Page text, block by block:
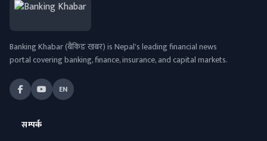
Banking Khabar (बैंकिङ खबर) is Nepal's leading financial news
portal covering banking, finance, insurance, and capital markets.
EN
सम्पर्क